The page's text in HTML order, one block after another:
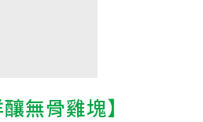
無骨雞塊】